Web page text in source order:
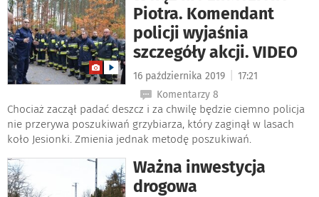
Piotra. Komendant
policji wyjaśnia
szczegóły akcji. VIDEO
16 października 2019
17:21
Komentarzy 8
Chociaż zaczął padać deszcz i za chwilę będzie ciemno policja
nie przerywa poszukiwań grzybiarza, który zaginął w lasach
koło Jesionki. Zmienia jednak metodę poszukiwań.
Ważna inwestycja
drogowa